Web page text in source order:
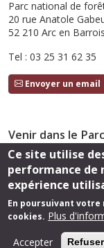
Parc national de
20 rue Anatole
52 210 Arc en Barrois
Tel : 03 25 31 62 35
Envoyer un email
Venir dans le
Accès
Suivez-nous
Ce site utilise
performance de
expérience
En poursuivant
cookies. Plus
Accepter
Refuser